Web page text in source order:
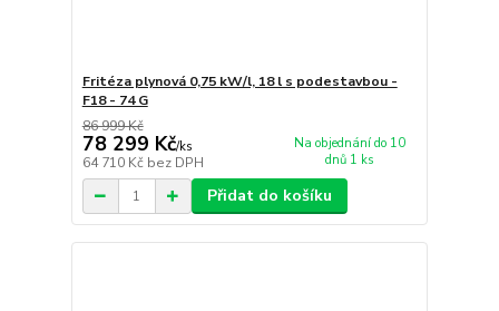
Fritéza plynová 0,75 kW/l, 18 l s podestavbou -
F18 - 74 G
86 999 Kč
78 299 Kč/ks
64 710 Kč bez DPH
Na objednání do 10
dnů 1 ks
Přidat do košíku